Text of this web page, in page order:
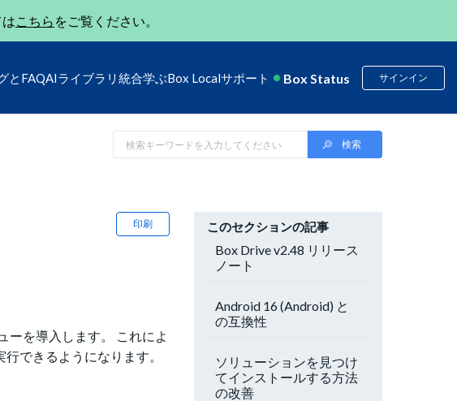
こちら をご覧ください。
とFAQAIライブラリ 統合学ぶBox Localサポート Box Status サインイン
印刷
ーを導入します。 これによ
できるようになります。
このセクションの記事
Box Drive v2.48 リリース
ノート
Android 16 (Android) と
の互換性
ソリューションを見つけ
てインストールする方法
の改善